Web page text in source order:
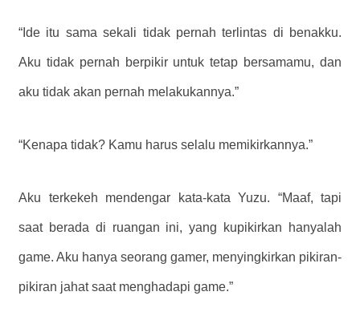
“Ide itu sama sekali tidak pernah terlintas di benakku.
Aku tidak pernah berpikir untuk tetap bersamamu, dan
aku tidak akan pernah melakukannya.”
“Kenapa tidak? Kamu harus selalu memikirkannya.”
Aku terkekeh mendengar kata-kata Yuzu. “Maaf, tapi
saat berada di ruangan ini, yang kupikirkan hanyalah
game. Aku hanya seorang gamer, menyingkirkan pikiran-
pikiran jahat saat menghadapi game.”